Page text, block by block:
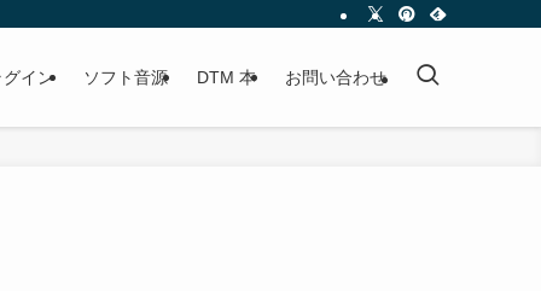
イン ソフト音源 DTM 本 お問い合わせ